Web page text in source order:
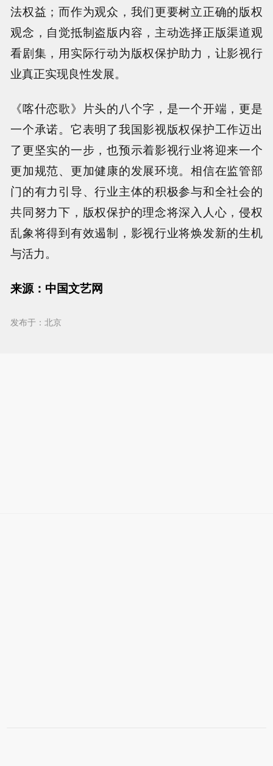
法权益；而作为观众，我们更要树立正确的版权
观念，自觉抵制盗版内容，主动选择正版渠道观
看剧集，用实际行动为版权保护助力，让影视行
业真正实现良性发展。
《喀什恋歌》片头的八个字，是一个开端，更是
一个承诺。它表明了我国影视版权保护工作迈出
了更坚实的一步，也预示着影视行业将迎来一个
更加规范、更加健康的发展环境。相信在监管部
门的有力引导、行业主体的积极参与和全社会的
共同努力下，版权保护的理念将深入人心，侵权
乱象将得到有效遏制，影视行业将焕发新的生机
与活力。
来源：中国文艺网
发布于：北京